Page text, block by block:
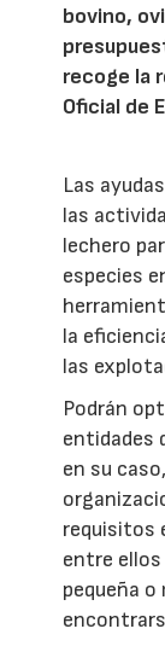
bovino,
recoge la
Oficial de
Las
las
lechero
especies
la
las
Podrán
entidades
en su
requisitos
entre
pequeña o